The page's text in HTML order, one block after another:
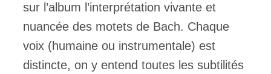
sur l’album l’interprétation vivante et
nuancée des motets de Bach. Chaque
voix (humaine ou instrumentale) est
distincte, on y entend toutes les subtilités